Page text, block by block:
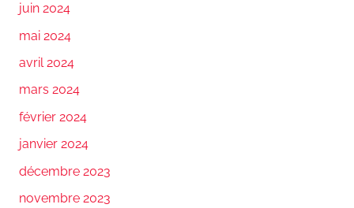
juin 2024
mai 2024
avril 2024
mars 2024
février 2024
janvier 2024
décembre 2023
novembre 2023